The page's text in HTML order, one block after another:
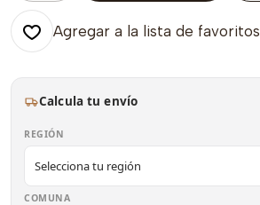
Agregar a la lista de favoritos
Calcula tu envío
REGIÓN
COMUNA